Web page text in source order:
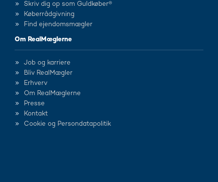
Skriv dig op som Guldkøber®
Køberrådgivning
Find ejendomsmægler
Om RealMæglerne
Job og karriere
Bliv RealMægler
Erhverv
Om RealMæglerne
Presse
Kontakt
Cookie og Persondatapolitik